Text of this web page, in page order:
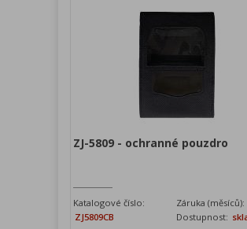
ZJ-5809 - ochranné pouzdro
Katalogové číslo:
ZJ5809CB
Záruka (měsíců):
Dostupnost: